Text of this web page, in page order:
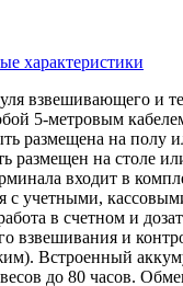
характеристики
взвешивающего и
5-метровым
размещена на полу
размещен на столе
входит в
с учетными,
в счетном и
взвешивания и
Встроенный
до 80 часов.